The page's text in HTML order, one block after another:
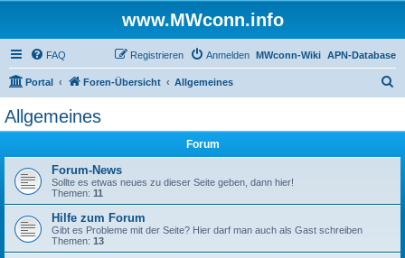
www.MWconn.info
FAQ APN-Database
MWconn-Wiki
Anmelden
Registrieren
Portal Foren-Übersicht Allgemeines
Allgemeines
Forum
Forum-News
Sollte es etwas neues zu dieser Seite geben, dann hier!
Themen: 11
Hilfe zum Forum
Gibt es Probleme mit der Seite? Hier darf man auch als Gast schreiben
Themen: 13